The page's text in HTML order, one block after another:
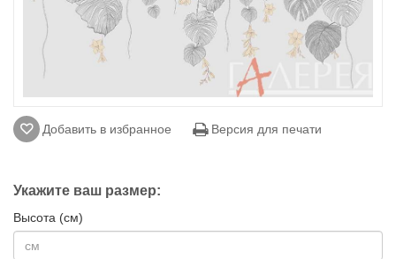
Добавить в избранное Версия для печати
Укажите ваш размер:
Высота (см)